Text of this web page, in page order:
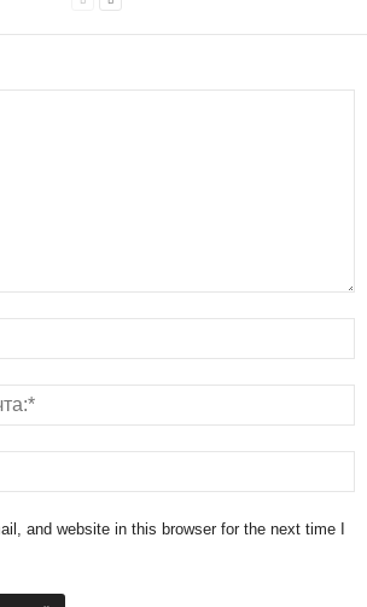
and website in this browser for the next time I